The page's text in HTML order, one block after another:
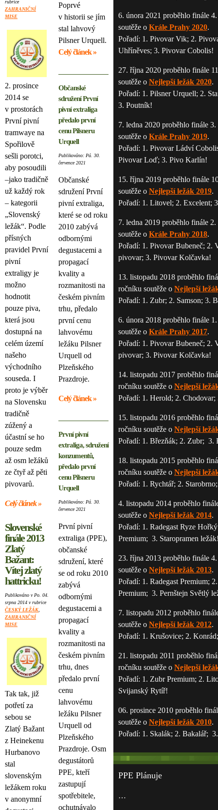
rubrice
ZAHRANIČNÍ
MISE
2. prosince
2014 se
v prostorách
První pivní
tramwaye na
Spořilově
sešli porotci,
aby posoudili
–jako tradičně
už každý rok
– kategorii
„Slovenský
ležák“. Podle
přísných
pravidel První
pivní
extraligy je
možno
hodnotit
pouze piva,
která jsou
dostupná na
celém území
našeho
východního
souseda. I
proto je výběr
na Slovensku
tradičně
zúžený a
účastní se ho
pouze sedm
až osm ležáků
ze čtyř až pěti
pivovarů.
Celý článek »
Slovenské
finále 2013
Zlatý
Bažant:
Vítej zlatý
hattricku!
Publikováno v Po. 04.
srpna 2014 v rubrice
ČESKÝ LEŽÁK
ZAHRANIČNÍ
MISE
Tak tak, již
potřetí za
sebou se
Zlatý Bažant
z Heinekenu
Hurbanovo
stal
slovenským
ležákem roku
v anonymní
Poprvé
v historii se jím
stal lahvový
Pilsner Urquell.
Celý článek »
Občanské
sdružení První
pivní extraliga
předalo první
cenu Pilsneru
Urquell
Publikováno: Pá. 30.
července 2021
Občanské
sdružení První
pivní extraliga,
které se od roku
2010 zabývá
odbornými
degustacemi a
propagací
kvality a
rozmanitosti na
českém pivním
trhu, předalo
první cenu
lahvovému
ležáku Pilsner
Urquell od
Plzeňského
Prazdroje.
Celý článek »
První pivní
extraliga, sdružení
konzumentů,
předalo první
cenu Pilsneru
Urquell
Publikováno: Pá. 30.
července 2021
První pivní
extraliga (PPE),
občanské
sdružení, které
se od roku 2010
zabývá
odbornými
degustacemi a
propagací
kvality a
rozmanitosti na
českém pivním
trhu, dnes
předalo první
cenu
lahvovému
ležáku Pilsner
Urquell od
Plzeňského
Prazdroje. Osm
degustátorů
PPE, kteří
zastupují
spotřebitele,
ochutnávalo
6. února 2021 proběhlo finále
soutěže o Krále Prahy 2020.
Pořadí: 1. Pivovar Vik; 2.
Uhříněves; 3. Pivovar Cobolis!
27. října 2020 proběhlo finále
soutěže o Nejlepší ležák 2020.
Pořadí: 1. Pilsner Urquell; 2.
3. Poutník!
7. ledna 2020 proběhlo finále
soutěže o Krále Prahy 2019.
Pořadí: 1. Pivovar Ládví
Pivovar Loď; 3. Pivo Karlín!
15. října 2019 proběhlo finále
soutěže o Nejlepší ležák 2019.
Pořadí: 1. Litovel; 2. Excelent;
7. ledna 2019 proběhlo finále
soutěže o Krále Prahy 2018.
Pořadí: 1. Pivovar Bubeneč; 2.
pivovar; 3. Pivovar Kolčavka!
13. listopadu 2018 proběhlo
ročníku soutěže o Nejlepší
Pořadí: 1. Zubr; 2. Samson; 3.
6. února 2018 proběhlo finále
soutěže o Krále Prahy 2017.
Pořadí: 1. Pivovar Bubeneč; 2.
pivovar; 3. Pivovar Kolčavka!
14. listopadu 2017 proběhlo
ročníku soutěže o Nejlepší
Pořadí: 1. Herold; 2.
15. listopadu 2016 proběhlo
ročníku soutěže o Nejlepší
Pořadí: 1. Březňák; 2. Zubr; 3.
18. listopadu 2015 proběhlo
ročníku soutěže o Nejlepší
Pořadí: 1. Rychtář; 2.
4. listopadu 2014 proběhlo
soutěže o Nejlepší ležák 2014.
Pořadí: 1. Radegast Ryze
Premium; 3. Staropramen
23. října 2013 proběhlo finále
soutěže o Nejlepší ležák 2013.
Pořadí: 1. Radegast Premium;
Premium; 3. Pernštejn Světlý
7. listopadu 2012 proběhlo
soutěže o Nejlepší ležák 2012.
Pořadí: 1. Krušovice; 2.
21. listopadu 2011 proběhlo
ročníku soutěže o Nejlepší
Pořadí: 1. Zubr Premium; 2.
Svijanský Rytíř!
06. prosince 2010 proběhlo
soutěže o Nejlepší ležák 2010.
Pořadí: 1. Skalák; 2. Bakalář;
PPE Plánuje
…